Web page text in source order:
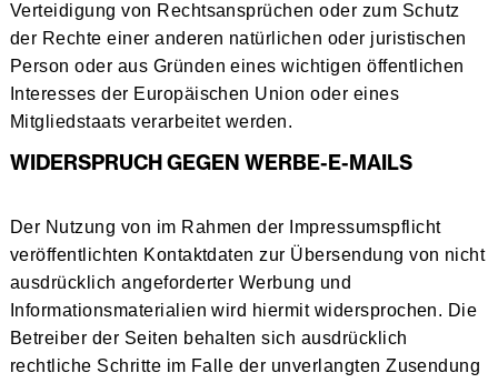
Verteidigung von Rechtsansprüchen oder zum Schutz
der Rechte einer anderen natürlichen oder juristischen
Person oder aus Gründen eines wichtigen öffentlichen
Interesses der Europäischen Union oder eines
Mitgliedstaats verarbeitet werden.
WIDERSPRUCH GEGEN WERBE-E-MAILS
Der Nutzung von im Rahmen der Impressumspflicht
veröffentlichten Kontaktdaten zur Übersendung von nicht
ausdrücklich angeforderter Werbung und
Informationsmaterialien wird hiermit widersprochen. Die
Betreiber der Seiten behalten sich ausdrücklich
rechtliche Schritte im Falle der unverlangten Zusendung